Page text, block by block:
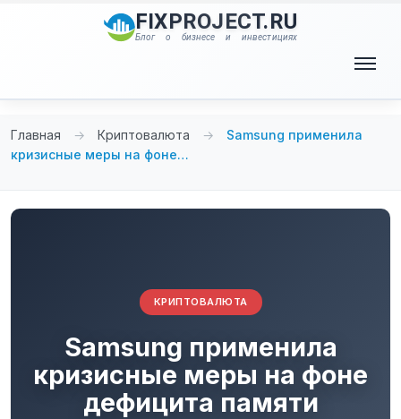
FIXPROJECT.RU
Блог о бизнесе и инвестициях
Главная → Криптовалюта →
Samsung применила
кризисные меры на фоне…
КРИПТОВАЛЮТА
Samsung применила
кризисные меры на фоне
дефицита памяти